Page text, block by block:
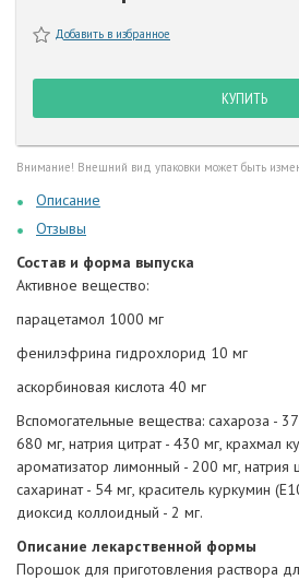
Добавить в избранное
КУПИТЬ
Внимание! Внешний вид упаковки может быть
Описание
Отзывы
Состав и форма выпуска
Активное вещество:
парацетамол 1000 мг
фенилэфрина гидрохлорид 10 мг
аскорбиновая кислота 40 мг
Вспомогательные вещества: сахароза -
680 мг, натрия цитрат - 430 мг, крахмал
ароматизатор лимонный - 200 мг, натрия
сахаринат - 54 мг, краситель куркумин
диоксид коллоидный - 2 мг.
Описание лекарственной формы
Порошок для приготовления раствора